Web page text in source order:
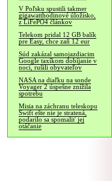
V Poľsku spustili takmer
gigawatthodinové úložisko,
z LiFePO4 článkov
Telekom pridal 12 GB balík
pre Easy, chce zaň 12 eur
Súd zakázal samojazdiacim
Google taxíkom dobíjanie v
noci, rušili obyvateľov
NASA na diaľku na sonde
Voyager 2 úspešne znížila
spotrebu
Misia na záchranu teleskopu
Swift ešte nie je stratená,
podarilo sa spomaliť jej
otáčanie